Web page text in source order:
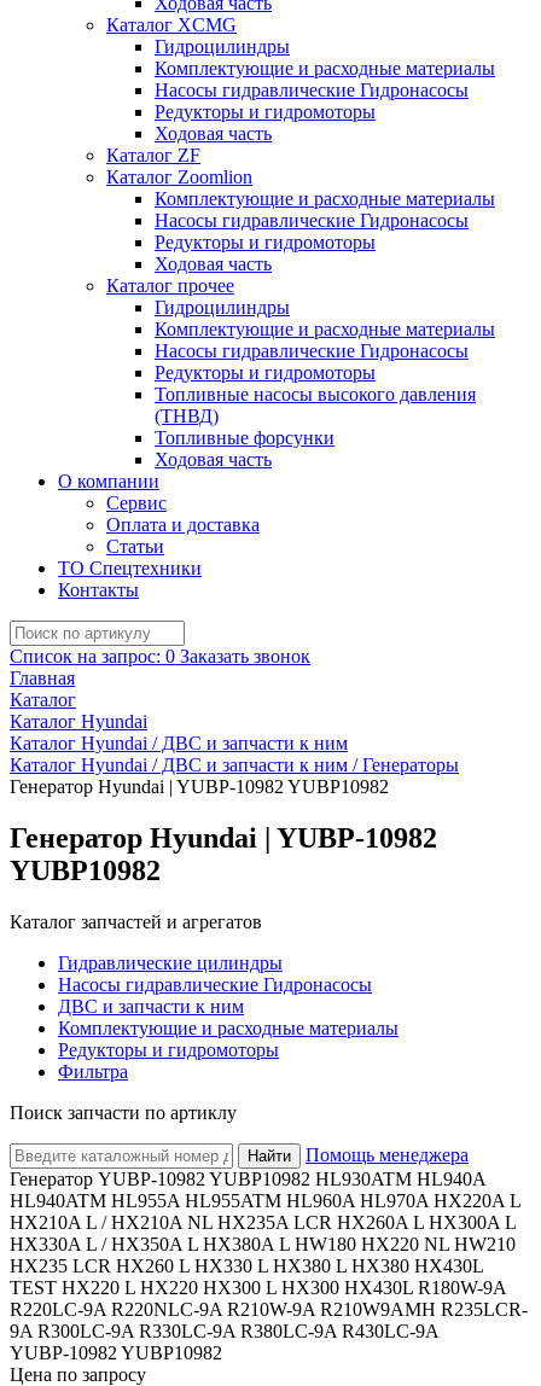
Каталог XCMG
Гидроцилиндры
Комплектующие и расходные материалы
Насосы гидравлические Гидронасосы
Редукторы и гидромоторы
Ходовая часть
Каталог ZF
Каталог Zoomlion
Комплектующие и расходные материалы
Насосы гидравлические Гидронасосы
Редукторы и гидромоторы
Ходовая часть
Каталог прочее
Гидроцилиндры
Комплектующие и расходные материалы
Насосы гидравлические Гидронасосы
Редукторы и гидромоторы
Топливные насосы высокого давления
(ТНВД)
Топливные форсунки
Ходовая часть
О компании
Сервис
Оплата и доставка
Статьи
ТО Спецтехники
Контакты
Список на запрос: 0 Заказать звонок
Главная
Каталог
Каталог Hyundai
Каталог Hyundai / ДВС и запчасти к ним
Каталог Hyundai / ДВС и запчасти к ним / Генераторы
Генератор Hyundai | YUBP-10982 YUBP10982
Генератор Hyundai | YUBP-10982
YUBP10982
Каталог запчастей и агрегатов
Гидравлические цилиндры
Насосы гидравлические Гидронасосы
ДВС и запчасти к ним
Комплектующие и расходные материалы
Редукторы и гидромоторы
Фильтра
Поиск запчасти по артиклу
Найти
Помощь менеджера
Генератор YUBP-10982 YUBP10982 HL930ATM HL940A
HL940ATM HL955A HL955ATM HL960A HL970A HX220A L
HX210A L / HX210A NL HX235A LCR HX260A L HX300A L
HX330A L / HX350A L HX380A L HW180 HX220 NL HW210
HX235 LCR HX260 L HX330 L HX380 L HX380 HX430L
TEST HX220 L HX220 HX300 L HX300 HX430L R180W-9A
R220LC-9A R220NLC-9A R210W-9A R210W9AMH R235LCR-
9A R300LC-9A R330LC-9A R380LC-9A R430LC-9A
YUBP-10982 YUBP10982
Цена по запросу